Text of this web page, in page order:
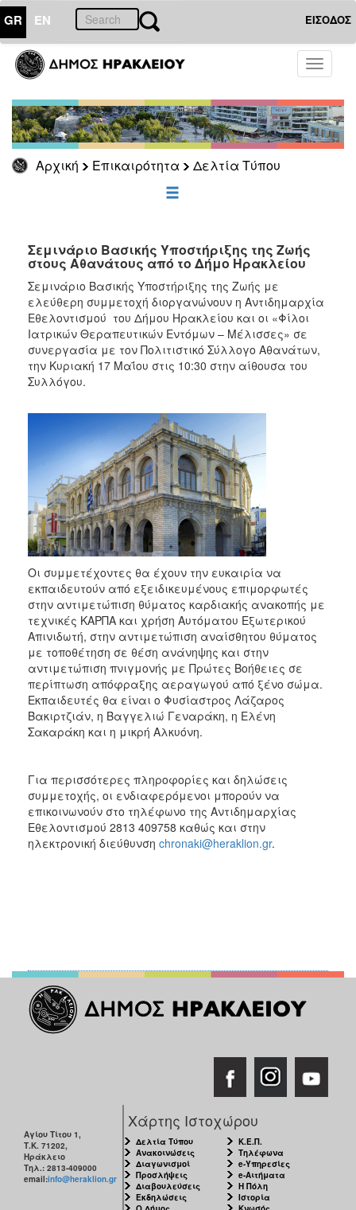
GR EN ΕΙΣΟΔΟΣ
Toggle
Αρχική Επικαιρότητα Δελτία Τύπου
ΕΠΙΚΑΙΡΟΤΗΤΑ
Τύπου
Αρχείο
ΕΠΙΣΚΕΠΤΗΣ
ΗΡΑΚΛΕΙΟ
Σεμινάριο Βασικής Υποστήριξης της Ζωής
στους Αθανάτους από το Δήμο Ηρακλείου
Σεμινάριο Βασικής Υποστήριξης της Ζωής με
ελεύθερη συμμετοχή διοργανώνουν η Αντιδημαρχία
Εθελοντισμού του Δήμου Ηρακλείου και οι «Φίλοι
Ιατρικών Θεραπευτικών Εντόμων – Μέλισσες» σε
συνεργασία με τον Πολιτιστικό Σύλλογο Αθανάτων,
την Κυριακή 17 Μαΐου στις 10:30 στην αίθουσα του
Συλλόγου.
Οι συμμετέχοντες θα έχουν την ευκαιρία να
εκπαιδευτούν από εξειδικευμένους επιμορφωτές
στην αντιμετώπιση θύματος καρδιακής ανακοπής με
τεχνικές ΚΑΡΠΑ και χρήση Αυτόματου Εξωτερικού
Απινιδωτή, στην αντιμετώπιση αναίσθητου θύματος
με τοποθέτηση σε θέση ανάνηψης και στην
αντιμετώπιση πνιγμονής με Πρώτες Βοήθειες σε
περίπτωση απόφραξης αεραγωγού από ξένο σώμα.
Εκπαιδευτές θα είναι ο Φυσίαστρος Λάζαρος
Βακιρτζιάν, η Βαγγελιώ Γεναράκη, η Ελένη
Σακαράκη και η μικρή Αλκυόνη.
Για περισσότερες πληροφορίες και δηλώσεις
συμμετοχής, οι ενδιαφερόμενοι μπορούν να
επικοινωνούν στο τηλέφωνο της Αντιδημαρχίας
Εθελοντισμού 2813 409758 καθώς και στην
ηλεκτρονική διεύθυνση chronaki@heraklion.gr.
Αγίου Τίτου 1,
Τ.Κ. 71202,
Ηράκλειο
Τηλ.: 2813-409000
email:info@heraklion.gr
Χάρτης Ιστοχώρου
Δελτία Τύπου
Ανακοινώσεις
Διαγωνισμοί
Προσλήψεις
Διαβουλεύσεις
Εκδηλώσεις
Κ.Ε.Π.
Τηλέφωνα
e-Υπηρεσίες
e-Αιτήματα
Η Πόλη
Ιστορία